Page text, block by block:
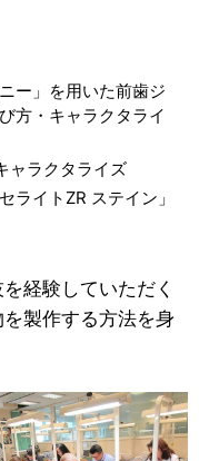
ー」を用いた前歯ジ
方・キャラクタライ
ャラクタライズ
ライトZR ステイン」
経験していただく
製作する方法を身